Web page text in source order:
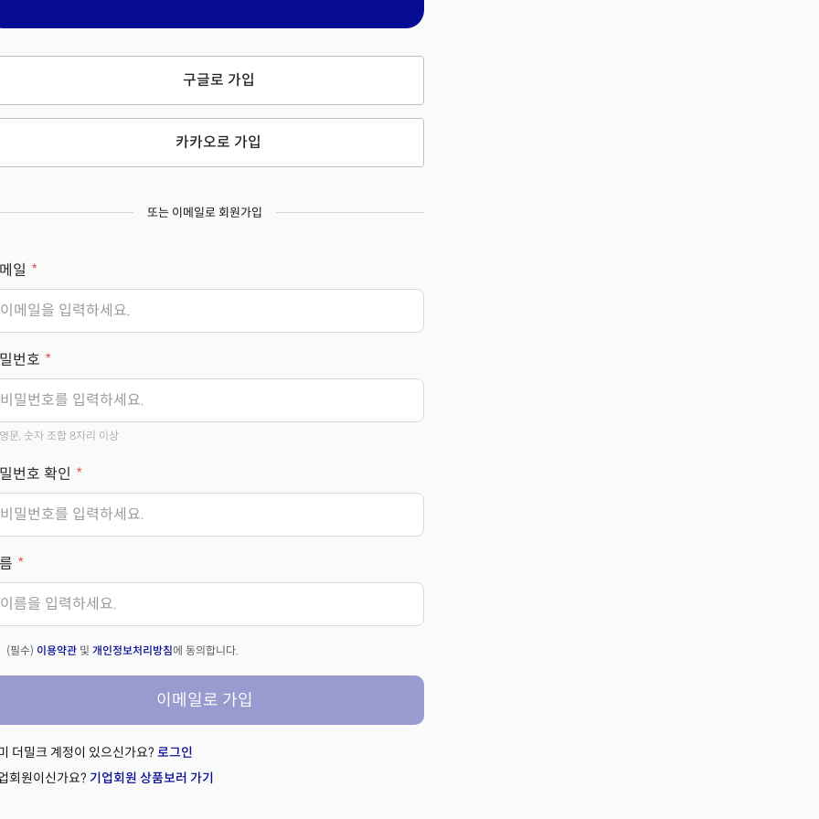
구글로 가입
카카오로 가입
또는 이메일로 회원가입
일
번호
영문, 숫자 조합 8자리 이상
번호 확인
(필수) 이용약관 및 개인정보처리방침에 동의합니다.
이메일로 가입
더밀크 계정이 있으신가요? 로그인
회원이신가요? 기업회원 상품보러 가기